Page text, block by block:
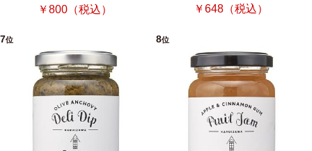
￥800（税込） ￥648（税込）
7位 8位